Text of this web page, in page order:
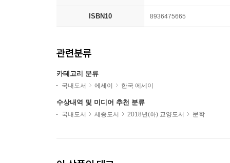
ISBN10 8936475665
관련분류
카테고리 분류
국내도서 에세이 한국 에세이
수상내역 및 미디어 추천 분류
국내도서 세종도서 2018년(하) 교양도서 문학